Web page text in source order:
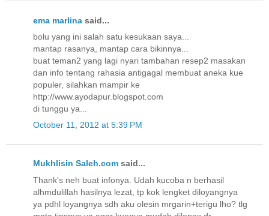
ema marlina said...
bolu yang ini salah satu kesukaan saya...
mantap rasanya, mantap cara bikinnya...
buat teman2 yang lagi nyari tambahan resep2 masakan
dan info tentang rahasia antigagal membuat aneka kue
populer, silahkan mampir ke
http://www.ayodapur.blogspot.com
di tunggu ya...
October 11, 2012 at 5:39 PM
Mukhlisin Saleh.com said...
Thank's neh buat infonya. Udah kucoba n berhasil
alhmdulillah hasilnya lezat, tp kok lengket diloyangnya
ya pdhl loyangnya sdh aku olesin mrgarin+terigu lho? tlg